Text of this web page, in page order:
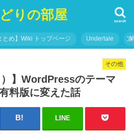
りの部屋 search
とめ】Wiki トップページ Undertale
その他
）】WordPressのテーマ
料版に変えた話
LINE